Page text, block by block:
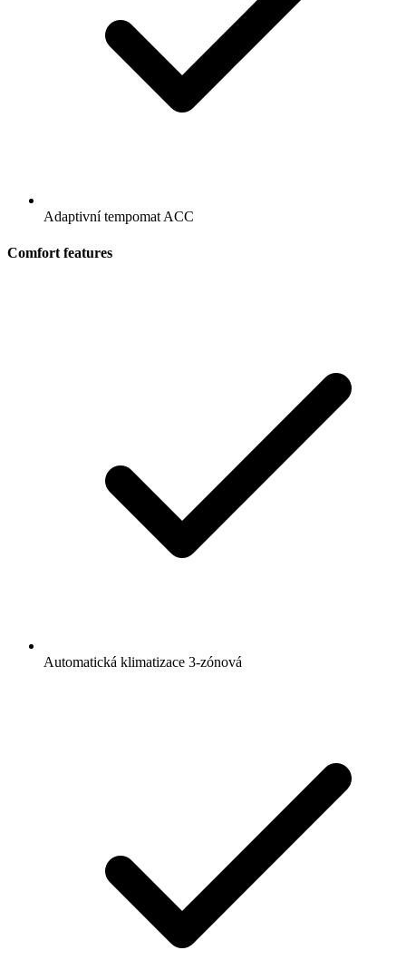
Adaptivní tempomat ACC
Comfort features
Automatická klimatizace 3-zónová